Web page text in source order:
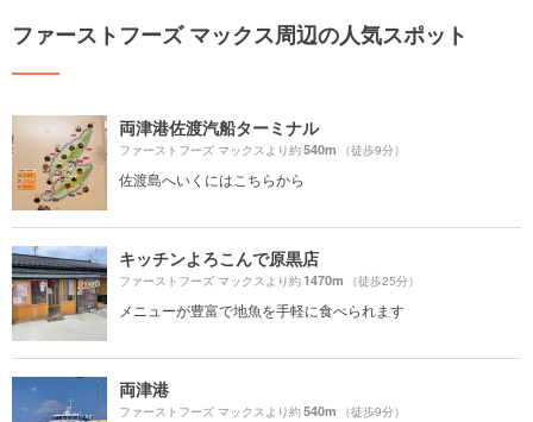
ファーストフーズ マックス周辺の人気スポット
両津港佐渡汽船ターミナル
ファーストフーズ マックスより約540m （徒歩9分）
佐渡島へいくにはこちらから
キッチンよろこんで原黒店
ファーストフーズ マックスより約1470m （徒歩25分）
メニューが豊富で地魚を手軽に食べられます
両津港
ファーストフーズ マックスより約540m （徒歩9分）